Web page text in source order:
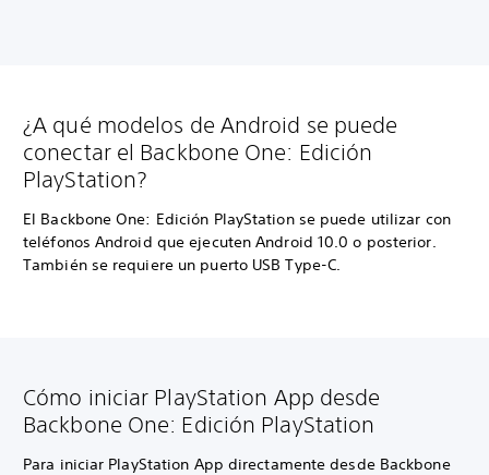
¿A qué modelos de Android se puede
conectar el Backbone One: Edición
PlayStation?
El Backbone One: Edición PlayStation se puede utilizar con
teléfonos Android que ejecuten Android 10.0 o posterior.
También se requiere un puerto USB Type-C.
Cómo iniciar PlayStation App desde
Backbone One: Edición PlayStation
Para iniciar PlayStation App directamente desde Backbone